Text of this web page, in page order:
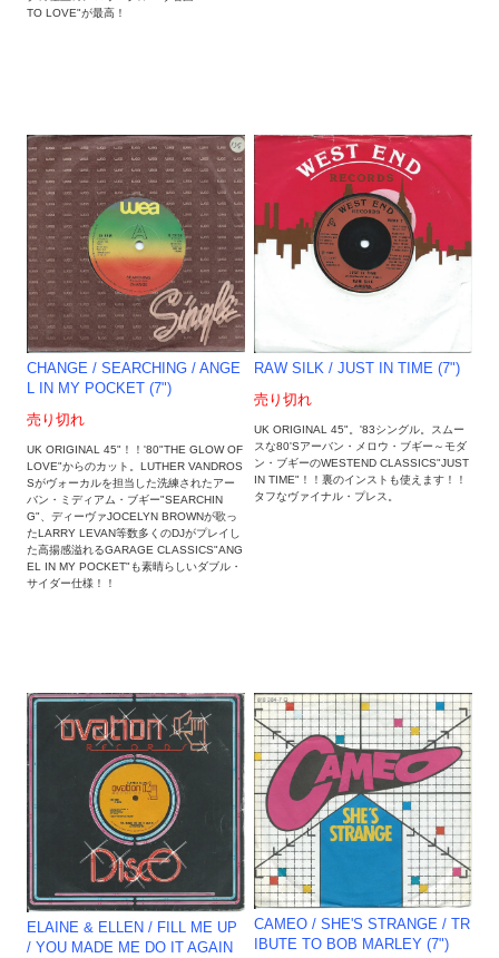
TO LOVE"が最高！
CHANGE ‎/ SEARCHING / ANGE
L IN MY POCKET (7")
売り切れ
UK ORIGINAL 45"！！'80"THE GLOW OF
LOVE"からのカット。LUTHER VANDROS
Sがヴォーカルを担当した洗練されたアー
バン・ミディアム・ブギー"SEARCHIN
G"、ディーヴァJOCELYN BROWNが歌っ
たLARRY LEVAN等数多くのDJがプレイし
た高揚感溢れるGARAGE CLASSICS"ANG
EL IN MY POCKET"も素晴らしいダブル・
サイダー仕様！！
RAW SILK / JUST IN TIME (7")
売り切れ
UK ORIGINAL 45"。'83シングル。スムー
スな80'Sアーバン・メロウ・ブギー～モダ
ン・ブギーのWESTEND CLASSICS"JUST
IN TIME"！！裏のインストも使えます！！
タフなヴァイナル・プレス。
ELAINE & ELLEN / FILL ME UP
/ YOU MADE ME DO IT AGAIN
CAMEO ‎/ SHE'S STRANGE / TR
IBUTE TO BOB MARLEY (7")